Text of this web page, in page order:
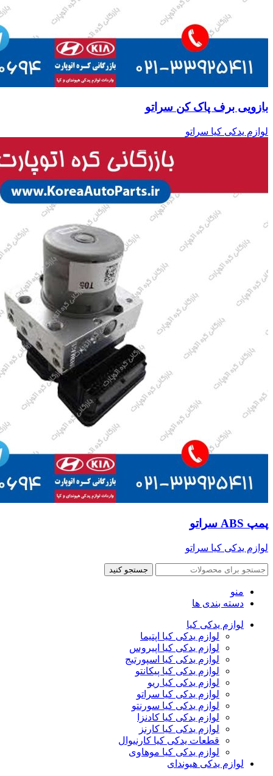
بازویی برف پاک کن سراتو
لوازم یدکی کیا سراتو
پمپ ABS سراتو
لوازم یدکی کیا سراتو
جستجو کنید
منو
دسته بندی ها
لوازم یدکی کیا
لوازم یدکی کیا اپتیما
لوازم یدکی کیا اپیروس
لوازم یدکی کیا اسپورتیج
لوازم یدکی کیا پیکانتو
لوازم یدکی کیا ریو
لوازم یدکی کیا سراتو
لوازم یدکی کیا سورنتو
لوازم یدکی کیا کادنزا
لوازم یدکی کیا کارنز
قطعات یدکی کیا کارنیوال
لوازم یدکی کیا موهاوی
لوازم یدکی هیوندای